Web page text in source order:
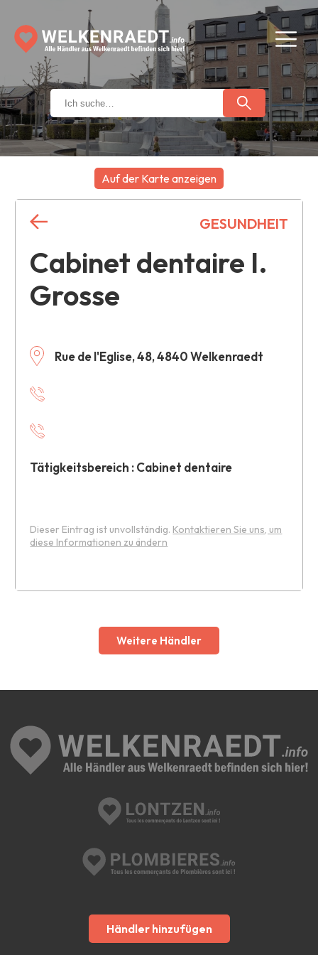
Auf der Karte anzeigen
Cabinet dentaire I.
Grosse
Rue de l'Eglise, 48, 4840 Welkenraedt
Tätigkeitsbereich : Cabinet dentaire
GESUNDHEIT
Dieser Eintrag ist unvollständig. Kontaktieren Sie uns, um
diese Informationen zu ändern
+
−
Weitere Händler
Händler hinzufügen